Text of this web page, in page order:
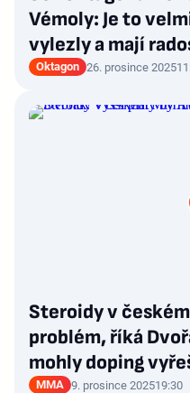
Vémoly: Je to
vylezly a mají
Oktagon 26. prosince 2025
Steroidy v
problém, říká
mohly doping
MMA 9. prosince 202519:30